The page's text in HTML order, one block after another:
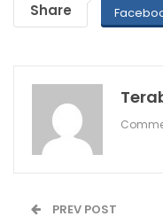
Share
PREV POST